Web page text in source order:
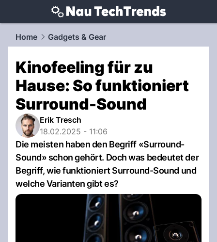
techtrends.NAU.ch
Home Gadgets & Gear
Kinofeeling für zu
Hause: So funktioniert
Surround-Sound
Erik Tresch
18.02.2025 - 11:06
Die meisten haben den Begriff «Surround-
Sound» schon gehört. Doch was bedeutet der
Begriff, wie funktioniert Surround-Sound und
welche Varianten gibt es?